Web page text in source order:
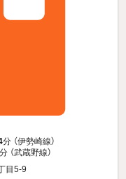
分 （伊勢崎線）
分 （武蔵野線）
目5-9